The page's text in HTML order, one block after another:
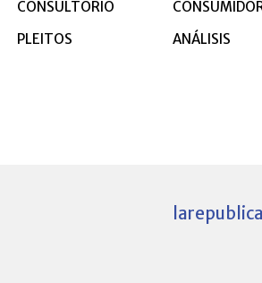
CONSULTORIO
PLEITOS
ANÁLISIS